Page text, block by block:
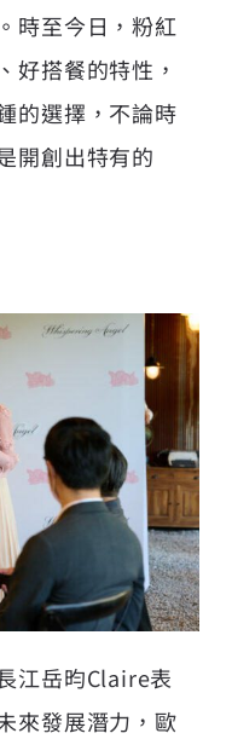
時至今日，粉紅
好搭餐的特性，
的選擇，不論時
開創出特有的
江岳昀Claire表
來發展潛力，歐